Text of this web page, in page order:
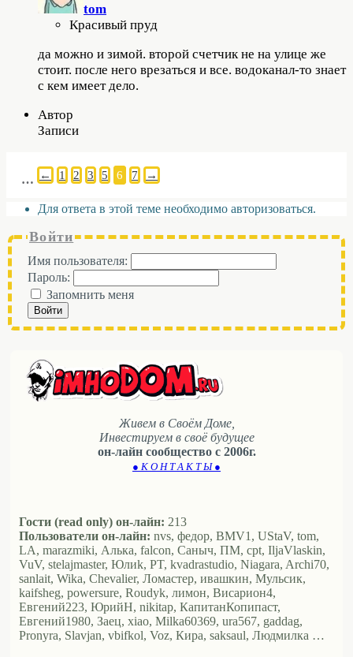
tom
Красивый пруд
да можно и зимой. второй счетчик не на улице же
стоит. после него врезаться и все. водоканал-то знает
с кем имеет дело.
Автор
Записи
← 1 2 3
… 5 6 7 →
Для ответа в этой теме необходимо авторизоваться.
Войти
Имя пользователя:
Пароль:
Запомнить меня
Войти
Живем в Своём Доме,
Инвестируем в своё будущее
он-лайн сообщество с 2006г.
● К О Н Т А К Т Ы ●
Гости (read only) он-лайн: 213
Пользователи он-лайн: nvs, федор, BMV1, UStaV, tom,
LA, marazmiki, Алька, falcon, Саныч, ПМ, cpt, IljaVlaskin,
VuV, stelajmaster, Юлиk, PT, kvadrastudio, Niagara, Archi70,
sanlait, Wika, Chevalier, Ломастер, ивашкин, Мульсик,
kaifsheg, powersure, Roudyk, лимон, Висариoн4,
Евгений223, ЮрийН, nikitap, КапитанКопипаст,
Евгений1980, Заец, xiao, Milka60369, ura567, gaddag,
Pronyra, Slavjan, vbifkol, Voz, Кира, saksaul, Людмилка …